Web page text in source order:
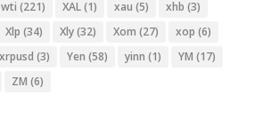
wti (221) XAL(1) xau (5) xhb (3)
Xlp (34) Xly(32) Xom (27) xop (6)
xrpusd (3) Yen (58) yinn (1) YM (17)
ZM (6)